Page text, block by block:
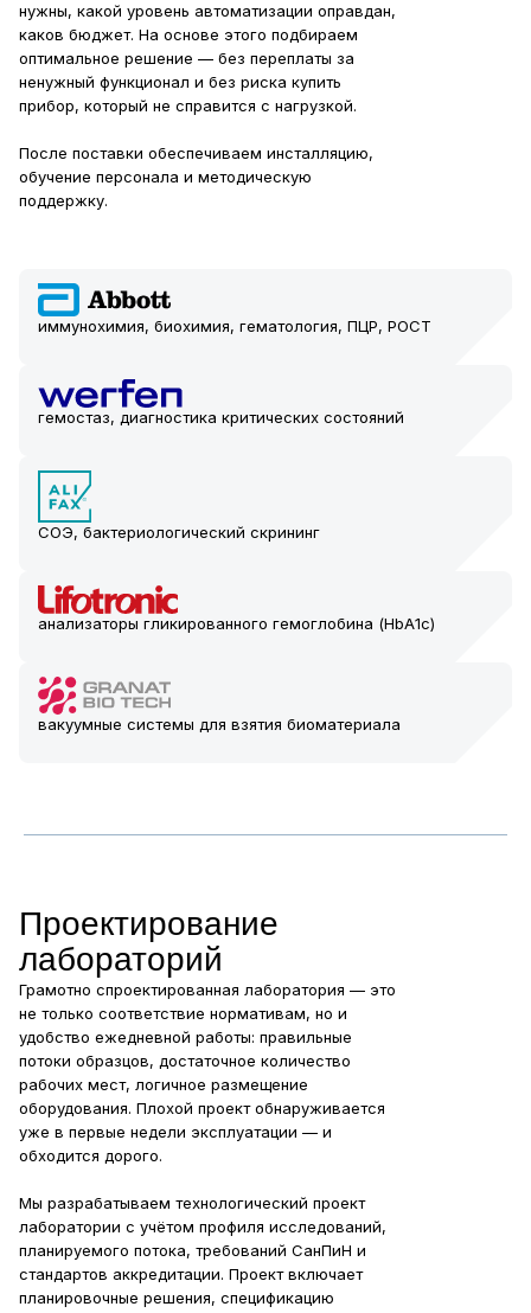
нужны, какой уровень автоматизации оправдан,
каков бюджет. На основе этого подбираем
оптимальное решение — без переплаты за
ненужный функционал и без риска купить
прибор, который не справится с нагрузкой.
После поставки обеспечиваем инсталляцию,
обучение персонала и методическую
поддержку.
иммунохимия, биохимия, гематология, ПЦР, POCT
гемостаз, диагностика критических состояний
СОЭ, бактериологический скрининг
анализаторы гликированного гемоглобина (HbA1c)
вакуумные системы для взятия биоматериала
Проектирование
лабораторий
Грамотно спроектированная лаборатория — это
не только соответствие нормативам, но и
удобство ежедневной работы: правильные
потоки образцов, достаточное количество
рабочих мест, логичное размещение
оборудования. Плохой проект обнаруживается
уже в первые недели эксплуатации — и
обходится дорого.
Мы разрабатываем технологический проект
лаборатории с учётом профиля исследований,
планируемого потока, требований СанПиН и
стандартов аккредитации. Проект включает
планировочные решения, спецификацию